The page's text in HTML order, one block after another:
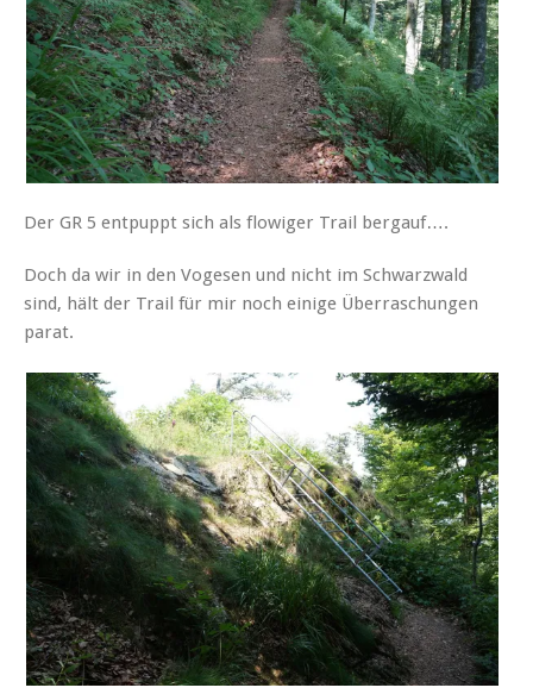
Der GR 5 entpuppt sich als flowiger Trail bergauf….
Doch da wir in den Vogesen und nicht im Schwarzwald
sind, hält der Trail für mir noch einige Überraschungen
parat.